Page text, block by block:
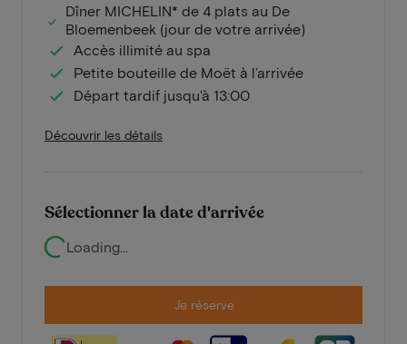
Dîner MICHELIN* de 4 plats au De
Bloemenbeek (jour de votre arrivée)
Accès illimité au spa
Petite bouteille de Moët à l’arrivée
Départ tardif jusqu'à 13:00
Découvrir les détails
Sélectionner la date d'arrivée
Loading...
Je réserve